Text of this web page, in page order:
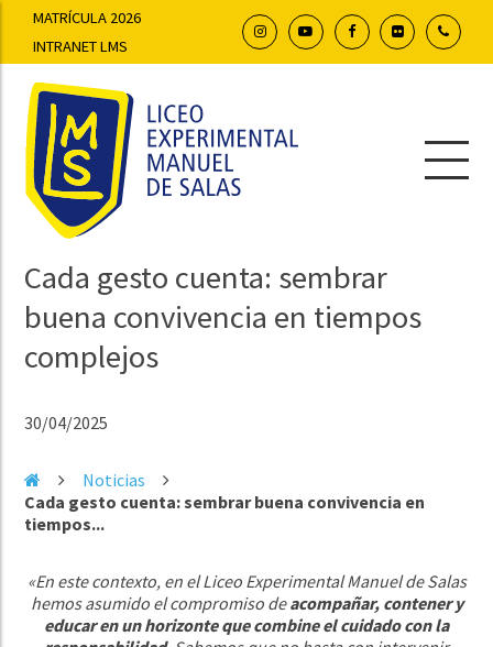
MATRÍCULA 2026
INTRANET LMS
Cada gesto cuenta: sembrar
buena convivencia en tiempos
complejos
30/04/2025
Noticias
Cada gesto cuenta: sembrar buena convivencia en
tiempos...
«En este contexto, en el Liceo Experimental Manuel de Salas
hemos asumido el compromiso deacompañar, contener y
educar en un horizonte que combine el cuidado con la